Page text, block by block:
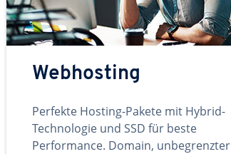
Webhosting
Perfekte Hosting-Pakete mit Hybrid-
Technologie und SSD für beste
Performance. Domain, unbegrenzter